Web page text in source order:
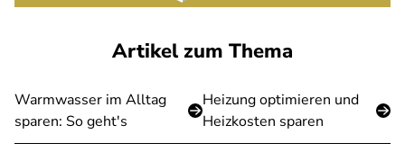
Artikel zum Thema
Warmwasser im Alltag
sparen: So geht's
Heizung optimieren und
Heizkosten sparen